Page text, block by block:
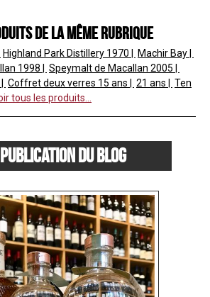
de la même rubrique
Highland Park Distillery 1970
Machir Bay
1998 Speymalt de Macallan 2005
Coffret deux verres 15 ans 21 ans
Ten
tous les produits...
du blog